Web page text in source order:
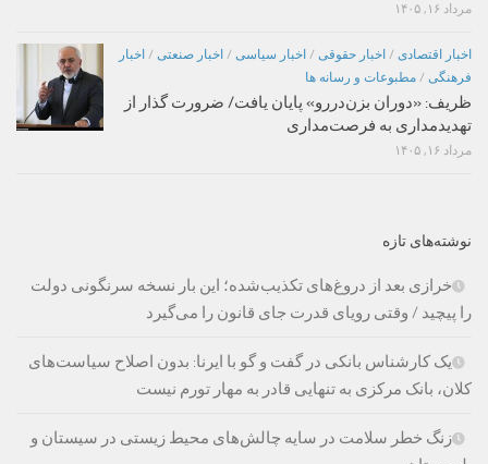
مرداد ۱۶, ۱۴۰۵
اخبار اقتصادی / اخبار حقوقی / اخبار سیاسی / اخبار صنعتی / اخبار
فرهنگی / مطبوعات و رسانه ها
ظریف: «دوران بزن‌دررو» پایان یافت/ ضرورت گذار از
تهدیدمداری به فرصت‌مداری
مرداد ۱۶, ۱۴۰۵
نوشته‌های تازه
خرازی بعد از دروغ‌های تکذیب‌شده؛ این بار نسخه سرنگونی دولت
را پیچید / وقتی رویای قدرت جای قانون را می‌گیرد
یک کارشناس بانکی در گفت و گو با ایرنا: بدون اصلاح سیاست‌های
کلان، بانک مرکزی به تنهایی قادر به مهار تورم نیست
زنگ خطر سلامت در سایه چالش‌های محیط زیستی در سیستان و